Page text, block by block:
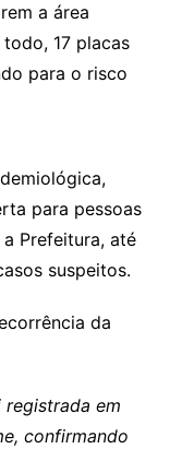
a área
17 placas
para o risco
para pessoas
Prefeitura, até
suspeitos.
da
em
confirmando